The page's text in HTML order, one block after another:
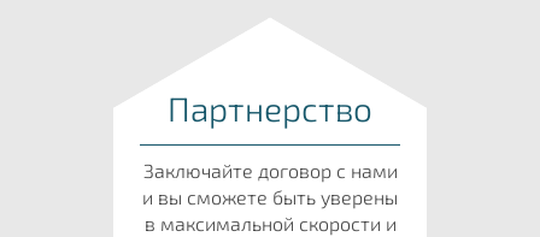
Партнерство
Заключайте договор с нами
и вы сможете быть уверены
в максимальной скорости и